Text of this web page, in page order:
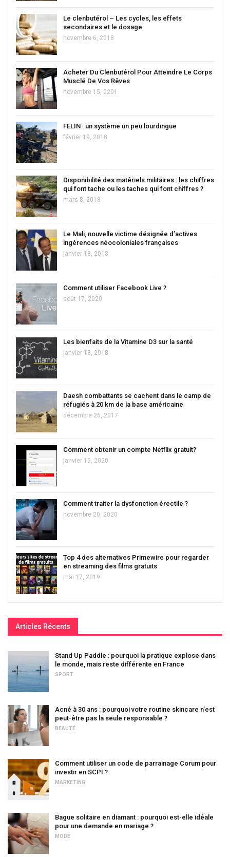
Le clenbutérol – Les cycles, les effets
secondaires et le dosage
novembre 6, 2018
Acheter Du Clenbutérol Pour Atteindre Le Corps
Musclé De Vos Rêves
novembre 15, 0201
FELIN : un système un peu lourdingue
février 19, 2018
Disponibilité des matériels militaires : les chiffres
qui font tache ou les taches qui font chiffres ?
mars 8, 2018
Le Mali, nouvelle victime désignée d’actives
ingérences néocoloniales françaises
janvier 18, 2018
Comment utiliser Facebook Live ?
août 17, 2020
Les bienfaits de la Vitamine D3 sur la santé
janvier 18, 2018
Daesh combattants se cachent dans le camp de
réfugiés à 20 km de la base américaine
décembre 26, 2017
Comment obtenir un compte Netflix gratuit?
janvier 15, 2020
Comment traiter la dysfonction érectile ?
novembre 20, 2020
Top 4 des alternatives Primewire pour regarder
en streaming des films gratuits
mai 17, 2019
Articles Récents
Stand Up Paddle : pourquoi la pratique explose dans
le monde, mais reste différente en France
SPORT
Acné à 30 ans : pourquoi votre routine skincare n’est
peut-être pas la seule responsable ?
BEAUTÉ
Comment utiliser un code de parrainage Corum pour
investir en SCPI ?
MARKETING
Bague solitaire en diamant : pourquoi est-elle idéale
pour une demande en mariage ?
MODE